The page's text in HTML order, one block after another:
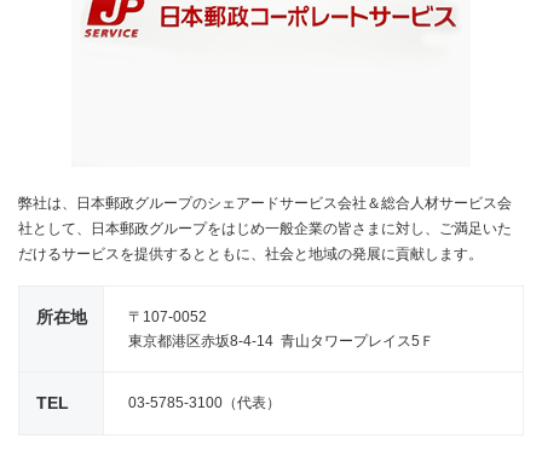
弊社は、日本郵政グループのシェアードサービス会社＆総合人材サービス会
社として、日本郵政グループをはじめ一般企業の皆さまに対し、ご満足いた
だけるサービスを提供するとともに、社会と地域の発展に貢献します。
所在地
〒107-0052
東京都港区赤坂8-4-14 青山タワープレイス5Ｆ
TEL 03-5785-3100（代表）